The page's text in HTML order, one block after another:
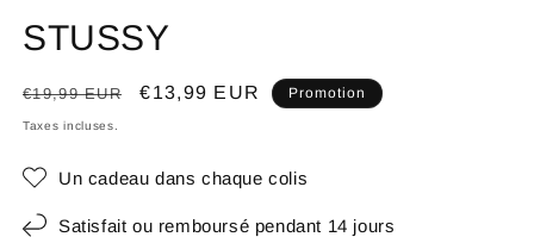
STUSSY
Prix
habituel
€19,99 EUR
Prix
€13,99 EUR Promotion
Taxes incluses.
Un cadeau dans chaque colis
Satisfait ou remboursé pendant 14 jours